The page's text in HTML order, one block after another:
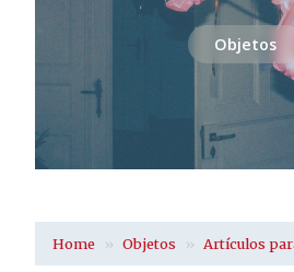
Objetos
Home Objetos Artículos